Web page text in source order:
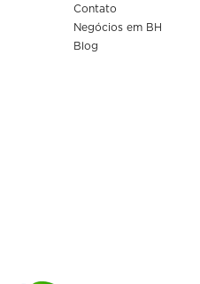
Contato
Negócios em BH
Blog